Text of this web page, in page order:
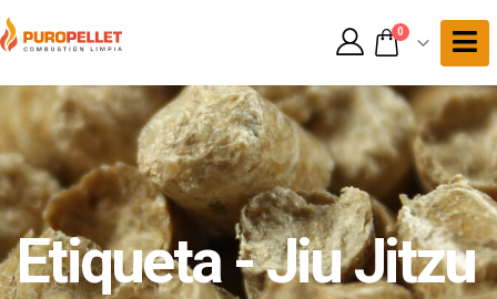
0
Etiqueta - Jiu Jitzu